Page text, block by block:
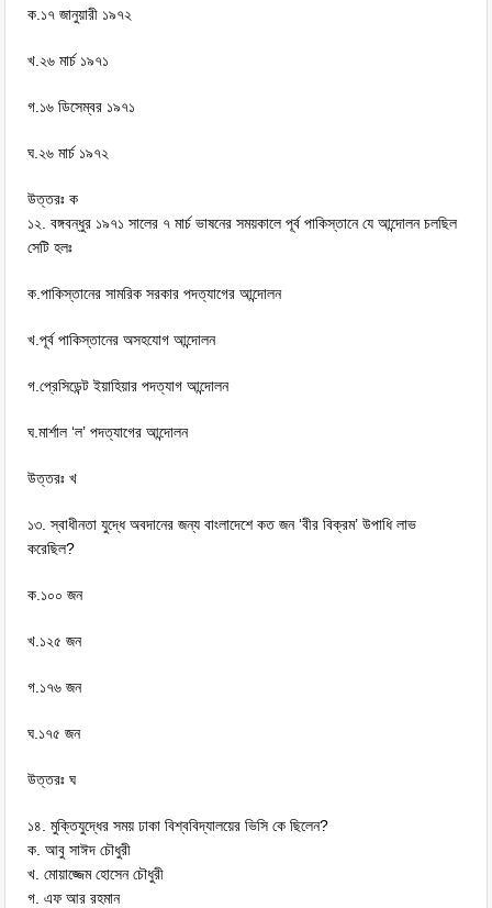
ক.১৭ জানুয়ারী ১৯৭২
খ.২৬ মার্চ ১৯৭১
গ.১৬ ডিসেম্বর ১৯৭১
ঘ.২৬ মার্চ ১৯৭২
উত্তরঃ ক
১২. বঙ্গবন্ধুর ১৯৭১ সালের ৭ মার্চ ভাষনের সময়কালে পূর্ব পাকিস্তানে যে আন্দোলন চলছিল
সেটি হলঃ
ক.পাকিস্তানের সামরিক সরকার পদত্যাগের আন্দোলন
খ.পূর্ব পাকিস্তানের অসহযোগ আন্দোলন
গ.প্রেসিডেন্ট ইয়াহিয়ার পদত্যাগ আন্দোলন
ঘ.মার্শাল ‘ল’ পদত্যাগের আন্দোলন
উত্তরঃ খ
১৩. স্বাধীনতা যুদ্ধে অবদানের জন্য বাংলাদেশে কত জন ‘বীর বিক্রম’ উপাধি লাভ
করেছিল?
ক.১০০ জন
খ.১২৫ জন
গ.১৭৬ জন
ঘ.১৭৫ জন
উত্তরঃ ঘ
১৪. মুক্তিযুদ্ধের সময় ঢাকা বিশ্ববিদ্যালয়ের ভিসি কে ছিলেন?
ক. আবু সাঈদ চৌধুরী
খ. মোয়াজ্জেম হোসেন চৌধুরী
গ. এফ আর রহমান